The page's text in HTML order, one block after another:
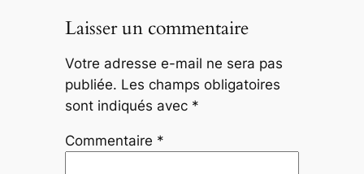
Laisser un commentaire
Votre adresse e-mail ne sera pas
publiée. Les champs obligatoires
sont indiqués avec *
Commentaire *